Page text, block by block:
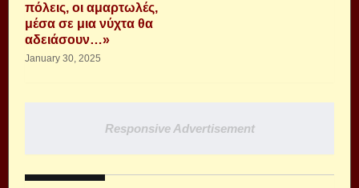
πόλεις, οι αμαρτωλές,
μέσα σε μια νύχτα θα
αδειάσουν…»
January 30, 2025
Responsive Advertisement